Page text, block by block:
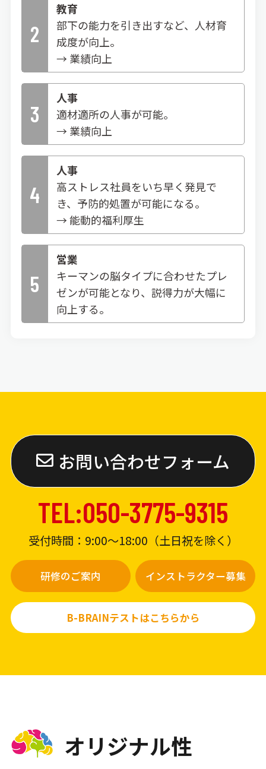
2
教育
部下の能力を引き出すなど、人材育
成度が向上。
→ 業績向上
3
人事
適材適所の人事が可能。
→ 業績向上
4
人事
高ストレス社員をいち早く発見で
き、予防的処置が可能になる。
→ 能動的福利厚生
5
営業
キーマンの脳タイプに合わせたプレ
ゼンが可能となり、説得力が大幅に
向上する。
お問い合わせフォーム
TEL:050-3775-9315
受付時間：9:00〜18:00（土日祝を除く）
研修のご案内 インストラクター募集
B-BRAINテストはこちらから
オリジナル性